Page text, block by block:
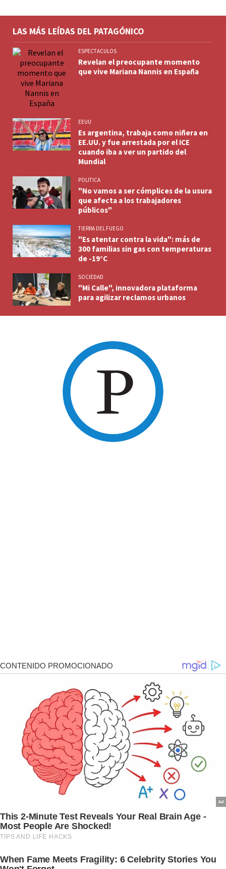
LAS MÁS LEÍDAS DEL PATAGÓNICO
ESPECTACULOS
Revelan el preocupante momento
que vive Mariana Nannis en España
EEUU
Es argentina, trabaja como niñera en
EE.UU. y fue arrestada por el ICE
cuando iba a ver un partido del
Mundial
POLITICA
"No vamos a ser cómplices de la usura
que afecta a los trabajadores
públicos"
TIERRA DEL FUEGO
"Es atentar contra la vida": más de
300 familias sin gas con temperaturas
de -19°C
SOCIEDAD
"Mi Calle", innovadora plataforma
para agilizar reclamos urbanos